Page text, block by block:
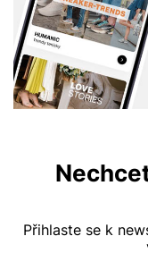
Přihlaste se k